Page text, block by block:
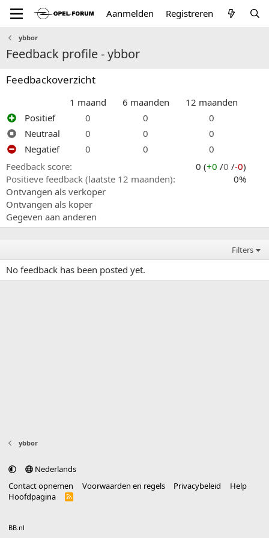
Aanmelden Registreren
ybbor
Feedback profile - ybbor
Feedbackoverzicht
1 maand 6 maanden
12 maanden
Positief
0 0
0
Neutraal
0 0
0
Negatief
0 0
0
Feedback score
0 (+0 /0 /-0)
Positieve feedback (laatste 12 maanden)
0%
Ontvangen als verkoper
Ontvangen als koper
Gegeven aan anderen
Filters
No feedback has been posted yet.
ybbor
Nederlands
Contact opnemen
Voorwaarden en regels Privacybeleid
Help
Hoofdpagina
R
BB.nl